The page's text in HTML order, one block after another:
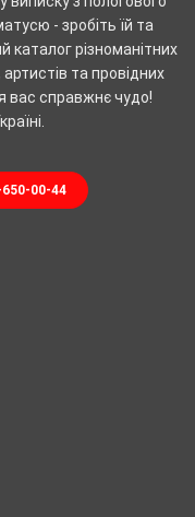
- зробіть їй та
різноманітних
та провідних
вас справжнє чудо!
00-44